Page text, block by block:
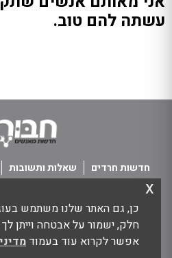
עשתה להם טוב.
כן, גם האתר שלנו משתמש
חלק, ישמור על אבטחה וייתן לך
אפשר לקרוא עוד בעמוד
x
חדשות חרדים שאלות ותשובות
כל הזכויות שמורות